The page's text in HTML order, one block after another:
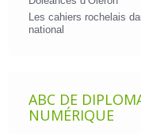
Les cahiers rochelais
national
ABC DE
NUMÉRIQUE